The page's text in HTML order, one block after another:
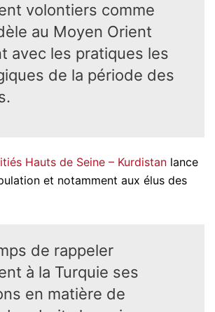
volontiers comme
au Moyen Orient
avec les pratiques les
de la période des
Hauts de Seine – Kurdistan lance
et notamment aux élus des
de rappeler
à la Turquie ses
en matière de